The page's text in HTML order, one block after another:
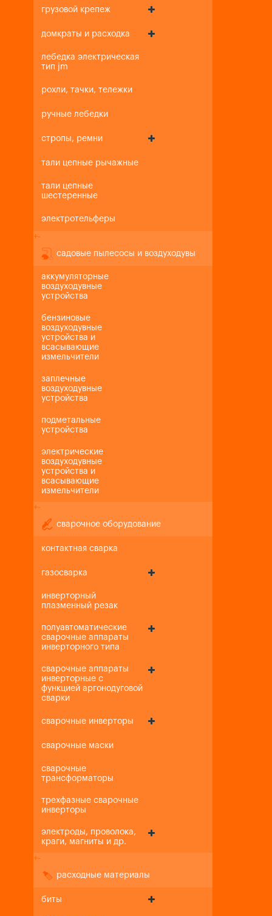
грузовой крепеж
домкраты и расходка
лебедка электрическая
тип jm
рохли, тачки, тележки
ручные лебедки
стропы, ремни
тали цепные рычажные
тали цепные
шестеренные
электротельферы
+-
садовые пылесосы и воздуходувы
аккумуляторные
воздуходувные
устройства
бензиновые
воздуходувные
устройства и
всасывающие
измельчители
заплечные
воздуходувные
устройства
подметальные
устройства
электрические
воздуходувные
устройства и
всасывающие
измельчители
+-
сварочное оборудование
контактная сварка
газосварка
инверторный
плазменный резак
полуавтоматические
сварочные аппараты
инверторного типа
сварочные аппараты
инверторные с
функцией аргонодуговой
сварки
сварочные инверторы
сварочные маски
сварочные
трансформаторы
трехфазные сварочные
инверторы
электроды, проволока,
краги, магниты и др.
+-
расходные материалы
биты